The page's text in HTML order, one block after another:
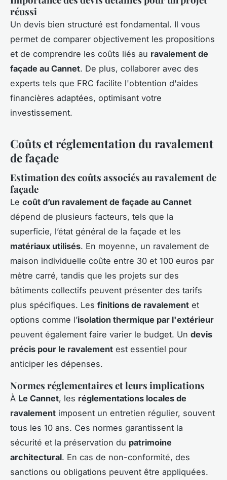
réussi
Un devis bien structuré est fondamental. Il vous
permet de comparer objectivement les propositions
et de comprendre les coûts liés au ravalement de
façade au Cannet. De plus, collaborer avec des
experts tels que FRC facilite l'obtention d'aides
financières adaptées, optimisant votre
investissement.
Coûts et réglementation du ravalement
de façade
Estimation des coûts associés au ravalement de
façade
Le coût d’un ravalement de façade au Cannet
dépend de plusieurs facteurs, tels que la
superficie, l’état général de la façade et les
matériaux utilisés. En moyenne, un ravalement de
maison individuelle coûte entre 30 et 100 euros par
mètre carré, tandis que les projets sur des
bâtiments collectifs peuvent présenter des tarifs
plus spécifiques. Les finitions de ravalement et
options comme l’isolation thermique par l'extérieur
peuvent également faire varier le budget. Un devis
précis pour le ravalement est essentiel pour
anticiper les dépenses.
Normes réglementaires et leurs implications
À Le Cannet, les réglementations locales de
ravalement imposent un entretien régulier, souvent
tous les 10 ans. Ces normes garantissent la
sécurité et la préservation du patrimoine
architectural. En cas de non-conformité, des
sanctions ou obligations peuvent être appliquées.